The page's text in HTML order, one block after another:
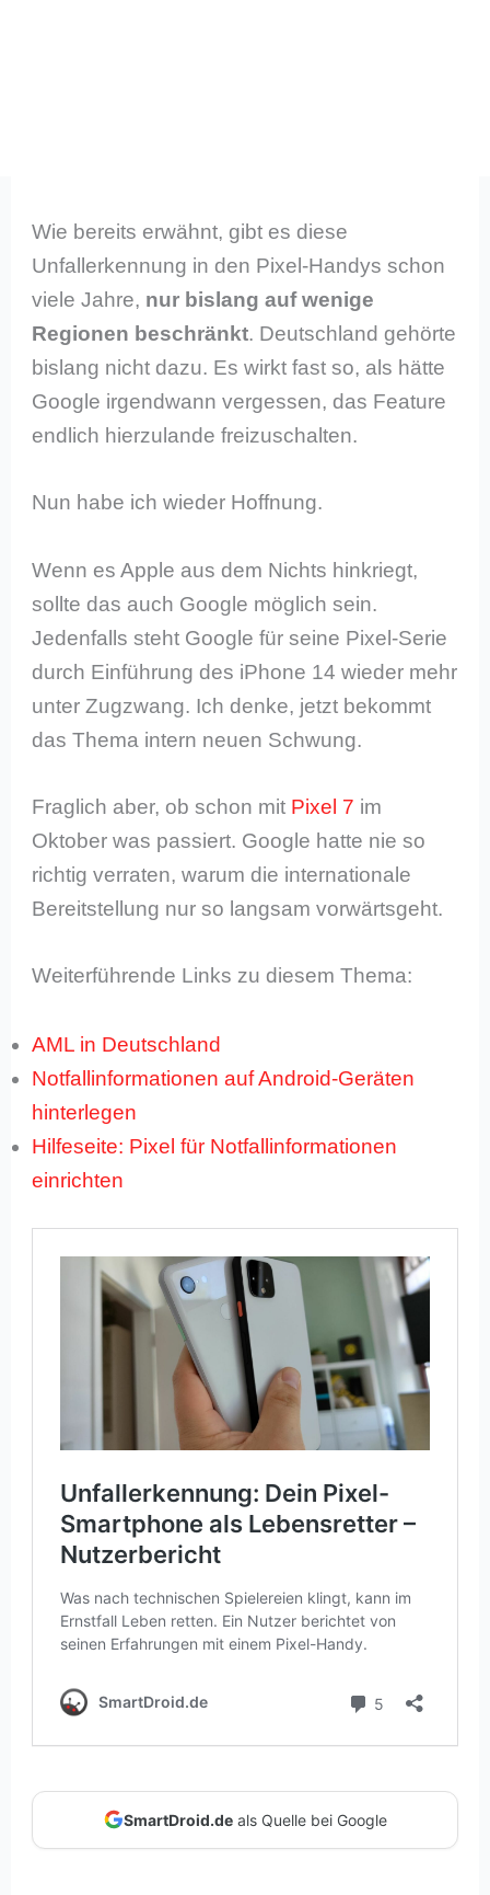
Wie bereits erwähnt, gibt es diese
Unfallerkennung in den Pixel-Handys schon
viele Jahre, nur bislang auf wenige
Regionen beschränkt. Deutschland gehörte
bislang nicht dazu. Es wirkt fast so, als hätte
Google irgendwann vergessen, das Feature
endlich hierzulande freizuschalten.
Nun habe ich wieder Hoffnung.
Wenn es Apple aus dem Nichts hinkriegt,
sollte das auch Google möglich sein.
Jedenfalls steht Google für seine Pixel-Serie
durch Einführung des iPhone 14 wieder mehr
unter Zugzwang. Ich denke, jetzt bekommt
das Thema intern neuen Schwung.
Fraglich aber, ob schon mit Pixel 7 im
Oktober was passiert. Google hatte nie so
richtig verraten, warum die internationale
Bereitstellung nur so langsam vorwärtsgeht.
Weiterführende Links zu diesem Thema:
AML in Deutschland
Notfallinformationen auf Android-Geräten
hinterlegen
Hilfeseite: Pixel für Notfallinformationen
einrichten
SmartDroid.deals Quelle bei Google